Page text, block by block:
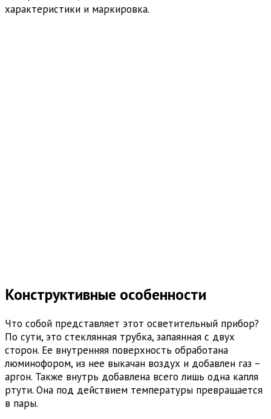
характеристики и маркировка.
Конструктивные особенности
Что собой представляет этот осветительный прибор?
По сути, это стеклянная трубка, запаянная с двух
сторон. Ее внутренняя поверхность обработана
люминофором, из нее выкачан воздух и добавлен газ –
аргон. Также внутрь добавлена всего лишь одна капля
ртути. Она под действием температуры превращается
в пары.